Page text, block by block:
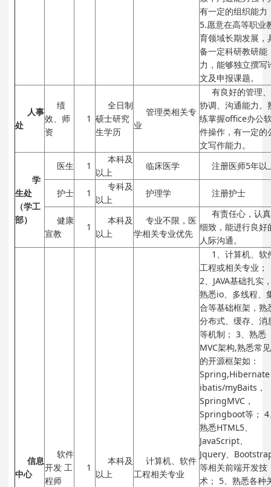
有一定的组织能力
5.愿意在高等职业
育领域长期发展，
备一定科研教研能
力，能够独立撰写
文及申报课题。
人事
处
绩
效、师
资
1
全日制
硕士研究
生学历
管理类相关专
业
有良好的管理、
协调、沟通能力。
练掌握office办公
件操作，有一定的
文写作能力。
学
生处
（学工
部）
医生 1
本科及
以上
临床医学 注册医师5年以
护士 1
专科及
以上
护理学 注册护士
健康
宣教
1
本科及
以上
专业不限，医
学相关专业优先
有责任心，认真
细致，能进行良好
人际沟通。
信息
中心
软件
开发 工
程师
1
本科及
以上
计算机、软件
工程相关专业
1、计算机、软
工程或相关专业；
2、JAVA基础扎实
熟悉io、多线程、
合等基础框架，熟
分布式、缓存、消
等机制； 3、熟悉
MVC架构,熟悉常见
的开源框架如：
ibatis/myBaits，
SpringMVC，
Springboot等；
熟悉HTML5、
JavaScript、
Jquery、
等相关前端开发技
术； 5、熟悉各种